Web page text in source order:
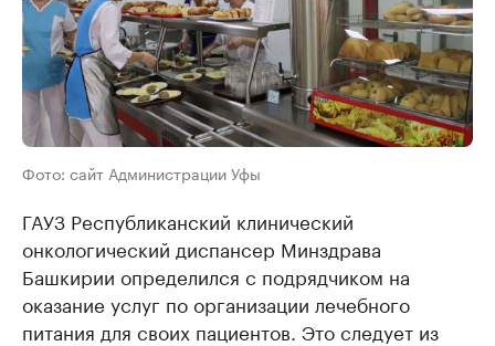
Фото: сайт Администрации Уфы
ГАУЗ Республиканский клинический
онкологический диспансер Минздрава
Башкирии определился с подрядчиком на
оказание услуг по организации лечебного
питания для своих пациентов. Это следует из